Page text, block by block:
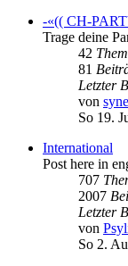
-«(( CH-
Trage deine
42
81
Letzter
von
So 19.
International
Post here in
707
2007
Letzter
von
So 2.